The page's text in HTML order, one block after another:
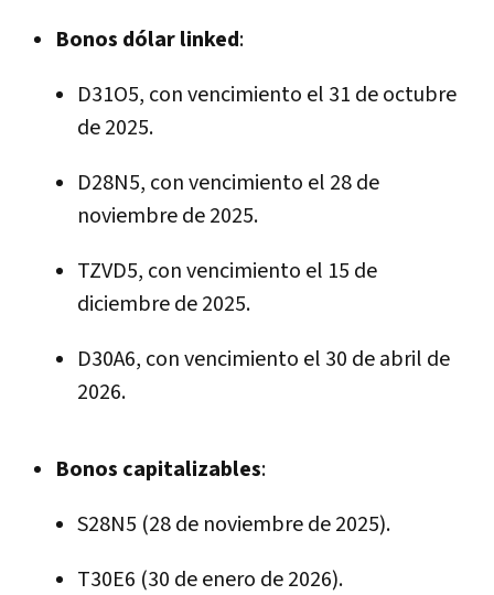
Bonos dólar linked:
D31O5, con vencimiento el 31 de octubre
de 2025.
D28N5, con vencimiento el 28 de
noviembre de 2025.
TZVD5, con vencimiento el 15 de
diciembre de 2025.
D30A6, con vencimiento el 30 de abril de
2026.
Bonos capitalizables:
S28N5 (28 de noviembre de 2025).
T30E6 (30 de enero de 2026).